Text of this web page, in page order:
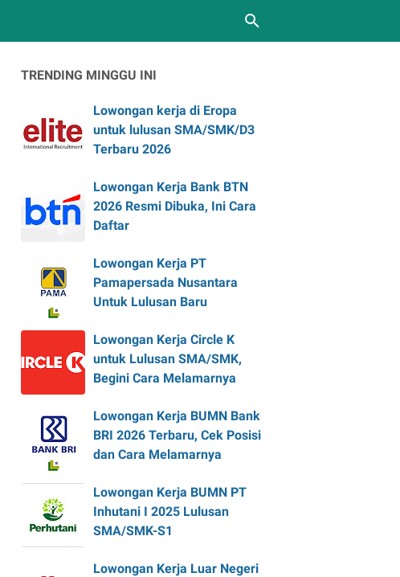
TRENDING MINGGU INI
Lowongan kerja di Eropa
untuk lulusan SMA/SMK/D3
Terbaru 2026
Lowongan Kerja Bank BTN
2026 Resmi Dibuka, Ini Cara
Daftar
Lowongan Kerja PT
Pamapersada Nusantara
Untuk Lulusan Baru
Lowongan Kerja Circle K
untuk Lulusan SMA/SMK,
Begini Cara Melamarnya
Lowongan Kerja BUMN Bank
BRI 2026 Terbaru, Cek Posisi
dan Cara Melamarnya
Lowongan Kerja BUMN PT
Inhutani I 2025 Lulusan
SMA/SMK-S1
Lowongan Kerja Luar Negeri